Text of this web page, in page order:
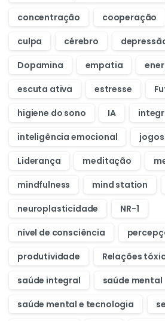
concentração
cooperação
culpa
cérebro
Dopamina
empatia
escuta ativa
estresse
higiene do sono
IA
inteligência emocional
Liderança
meditação
mindfulness
mind station
neuroplasticidade
NR-1
nível de consciência
produtividade
Relações
saúde integral
saúde mental
saúde mental e tecnologia